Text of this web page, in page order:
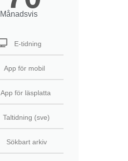
Månadsvis
E-tidning
App för mobil
App för läsplatta
Taltidning (sve)
Sökbart arkiv